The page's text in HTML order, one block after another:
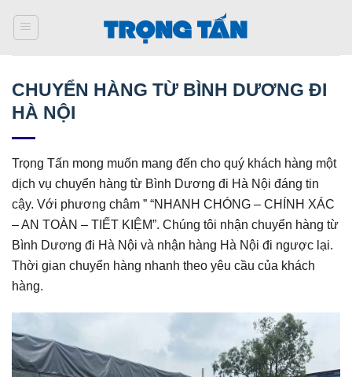
qua
CHUYỂN HÀNG TỪ BÌNH DƯƠNG ĐI
HÀ NỘI
Trọng Tấn mong muốn mang đến cho quý khách hàng một
dịch vụ chuyển hàng từ Bình Dương đi Hà Nội đáng tin
cậy. Với phương châm ” “NHANH CHÓNG – CHÍNH XÁC
– AN TOÀN – TIẾT KIỆM”. Chúng tôi nhận chuyển hàng từ
Bình Dương đi Hà Nội và nhận hàng Hà Nội đi ngược lại.
Thời gian chuyển hàng nhanh theo yêu cầu của khách
hàng.